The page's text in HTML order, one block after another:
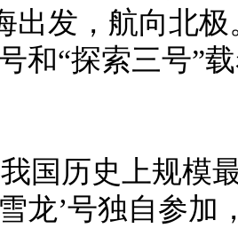
出发，航向北
和“探索三号”
历史上规模最
龙’号独自参加